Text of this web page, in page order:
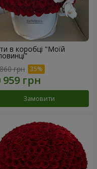
в коробці "Моїй
грн
Замовити